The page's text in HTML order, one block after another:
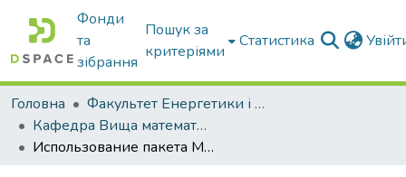
Фонди
та
зібрання
Пошук за
критеріями
Статистика
Головна
Факультет Енергетики і комп'ютерних технологій
Кафедра Вища математика та фізика
Использование пакета MathCad в общем курсе физики при подготовке специалистов аграрных специальностей